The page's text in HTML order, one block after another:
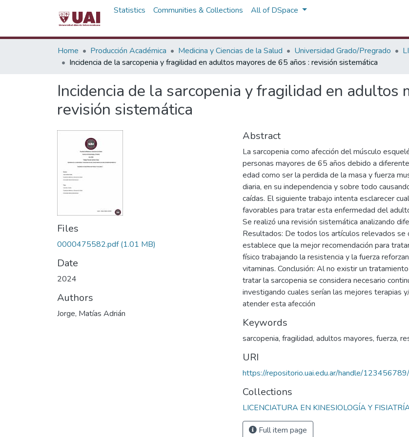
Statistics Communities & Collections All of DSpace
Home Producción Académica Medicina y Ciencias de la Salud Universidad Grado/Pregrado
Incidencia de la sarcopenia y fragilidad en adultos mayores de 65 años : revisión sistemática
Incidencia de la sarcopenia y fragilidad en adultos
revisión sistemática
Files
0000475582.pdf (1.01 MB)
Date
2024
Authors
Jorge, Matías Adrián
Abstract
La sarcopenia como afección del músculo
personas mayores de 65 años debido a
edad como ser la perdida de la masa y fuerza
diaria, en su independencia y sobre todo
caídas. El siguiente trabajo intenta esclarecer
favorables para tratar esta enfermedad del
Se realizó una revisión sistemática analizando
Resultados: De todos los artículos relevados
establece que la mejor recomendación para
físico trabajando la resistencia y la fuerza
vitaminas. Conclusión: Al no existir un
tratar la sarcopenia se considera necesario
investigando cuales serían las mejores terapias
atender esta afección
Keywords
sarcopenia, fragilidad, adultos mayores, fuerza,
URI
https://repositorio.uai.edu.ar/handle/
Collections
LICENCIATURA EN KINESIOLOGÍA Y
Full item page